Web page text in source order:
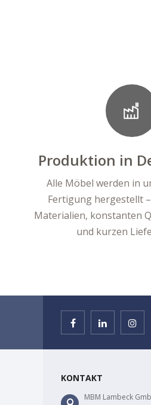
Produktion in
Alle Möbel werden in
Fertigung hergestellt
Materialien, konstanten
und kurzen
KONTAKT
MBM Lambeck